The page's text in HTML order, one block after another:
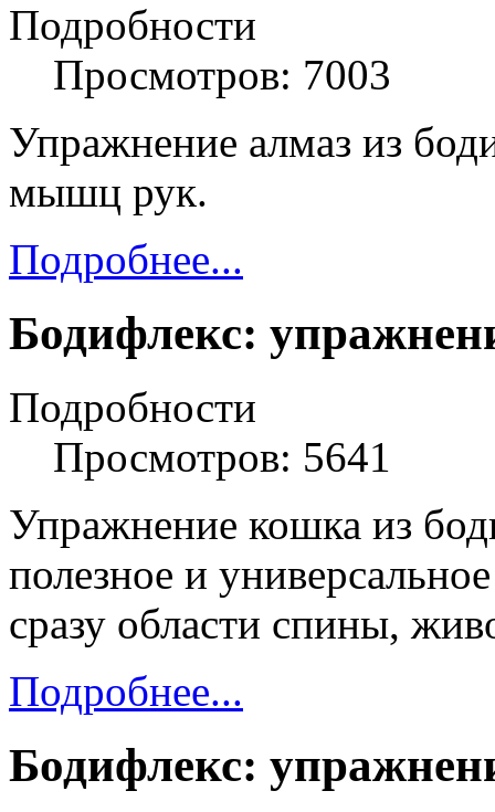
Подробности
Просмотров: 7003
Упражнение алмаз из
мышц рук.
Подробнее...
Бодифлекс:
Подробности
Просмотров: 5641
Упражнение кошка из
полезное и
сразу области спины,
Подробнее...
Бодифлекс: